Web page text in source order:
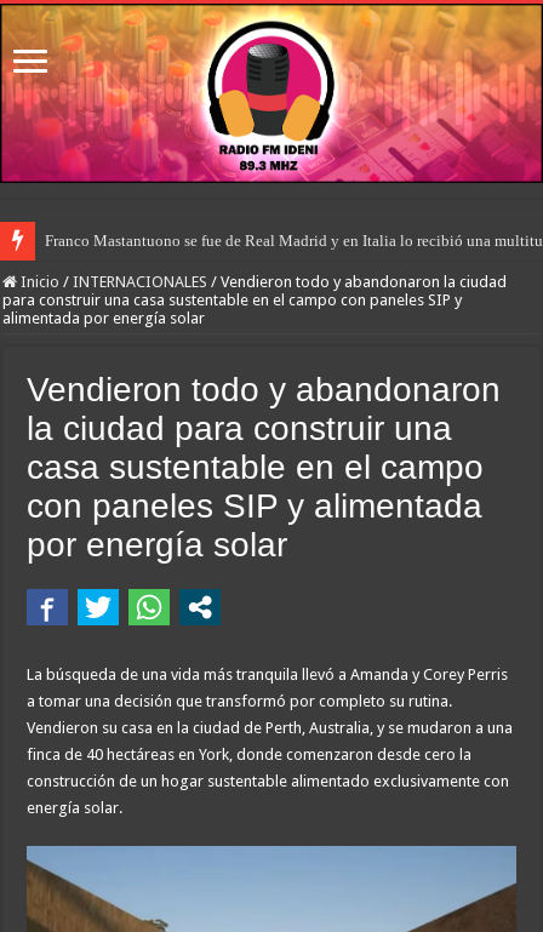
Franco Mastantuono se fue de Real Madrid y en Italia lo recibió una
Inicio / INTERNACIONALES / Vendieron todo y abandonaron la ciudad
para construir una casa sustentable en el campo con paneles SIP y
alimentada por energía solar
Vendieron todo y abandonaron
la ciudad para construir una
casa sustentable en el campo
con paneles SIP y alimentada
por energía solar
La búsqueda de una vida más tranquila llevó a Amanda y Corey Perris
a tomar una decisión que transformó por completo su rutina.
Vendieron su casa en la ciudad de Perth, Australia, y se mudaron a una
finca de 40 hectáreas en York, donde comenzaron desde cero la
construcción de un hogar sustentable alimentado exclusivamente con
energía solar.